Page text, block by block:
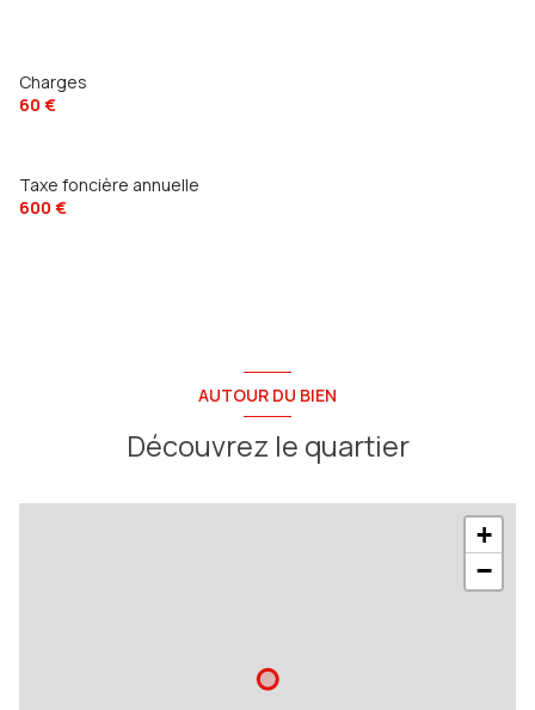
Charges
60 €
Taxe foncière annuelle
600 €
AUTOUR DU BIEN
Découvrez le quartier
+
−